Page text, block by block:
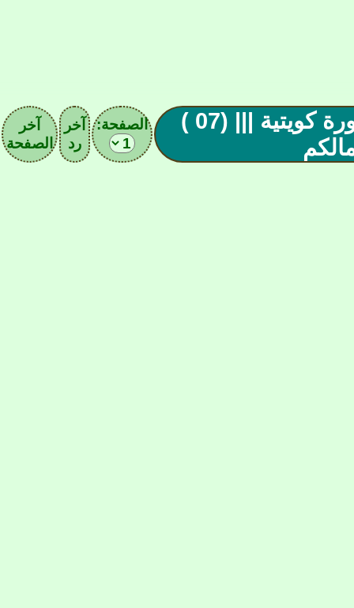
|||| الخيمة الرمضانية بكووورة كويتية ||| (07 )
الصفحة:
آخر
رد
آخر
الصفحة